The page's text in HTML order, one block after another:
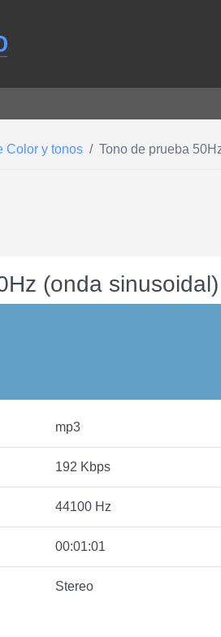
Color y tonos Tono de prueba
(onda
mp3
192 Kbps
44100 Hz
00:01:01
Stereo